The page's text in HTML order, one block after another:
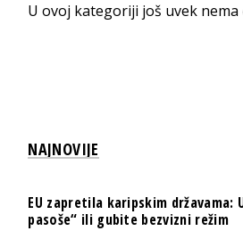
U ovoj kategoriji još uvek nema
NAJNOVIJE
EU zapretila karipskim državama:
pasoše“ ili gubite bezvizni režim